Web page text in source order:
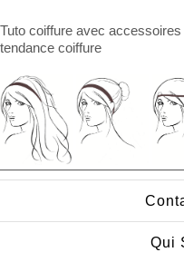
Tuto coiffure avec
tendance coiffure
Qui